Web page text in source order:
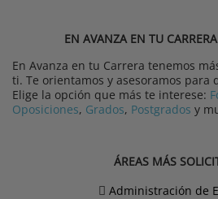
EN AVANZA EN TU
En Avanza en tu Carrera tenemos
ti. Te orientamos y asesoramos para
Elige la opción que más te interese:
Oposiciones, Grados, Postgrados y
ÁREAS MÁS
Administración de